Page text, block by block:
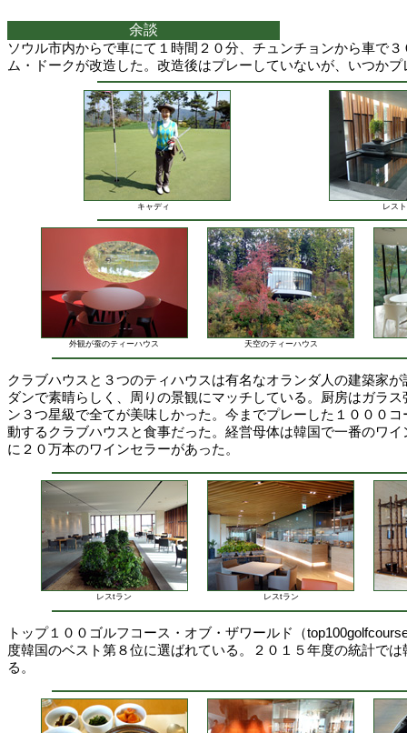
余談
ソウル市内からで車にて１時間２０分、チュンチョンから車で
ム・ドークが改造した。改造後はプレーしていないが、いつか
キャディ レス
外観が蚕のティーハウス 天空のティーハウス
クラブハウスと３つのティハウスは有名なオランダ人の建築家
ダンで素晴らしく、周りの景観にマッチしている。厨房はガラ
ン３つ星級で全てが美味しかった。今までプレーした１０００
動するクラブハウスと食事だった。経営母体は韓国で一番のワ
に２０万本のワインセラーがあった。
レスtラン レスtラン
トップ１００ゴルフコース・オブ・ザワールド（
度韓国のベスト第８位に選ばれている。２０１５年度の統計で
る。